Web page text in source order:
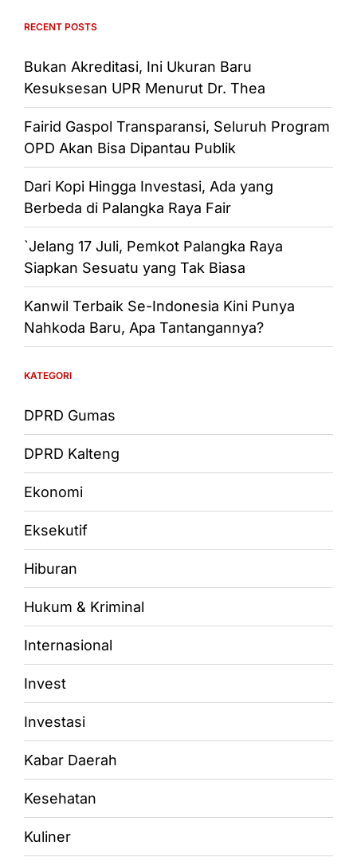
RECENT POSTS
Bukan Akreditasi, Ini Ukuran Baru
Kesuksesan UPR Menurut Dr. Thea
Fairid Gaspol Transparansi, Seluruh Program
OPD Akan Bisa Dipantau Publik
Dari Kopi Hingga Investasi, Ada yang
Berbeda di Palangka Raya Fair
`Jelang 17 Juli, Pemkot Palangka Raya
Siapkan Sesuatu yang Tak Biasa
Kanwil Terbaik Se-Indonesia Kini Punya
Nahkoda Baru, Apa Tantangannya?
KATEGORI
DPRD Gumas
DPRD Kalteng
Ekonomi
Eksekutif
Hiburan
Hukum & Kriminal
Internasional
Invest
Investasi
Kabar Daerah
Kesehatan
Kuliner